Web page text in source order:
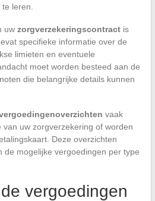
leren.
uw zorgverzekeringscontractis
specifieke informatie over de
limieten en eventuele
moet worden besteed aan de
die belangrijke details kunnen
vaak
uw zorgverzekering of worden
Deze overzichten
de mogelijke vergoedingen per type
vergoedingen